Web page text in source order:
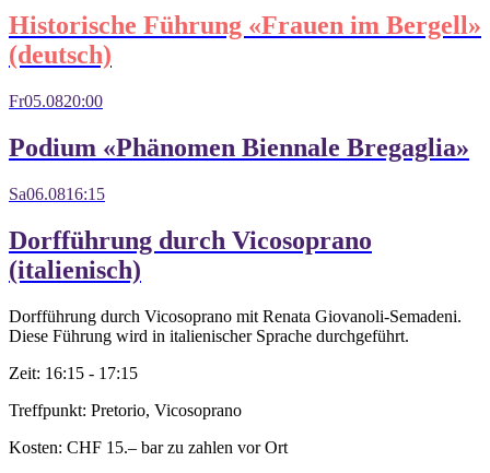
Historische Führung «Frauen im Bergell»
(deutsch)
Fr05.0820:00
Podium «Phänomen Biennale Bregaglia»
Sa06.0816:15
Dorfführung durch Vicosoprano
(italienisch)
Dorfführung durch Vicosoprano mit Renata Giovanoli-Semadeni.
Diese Führung wird in italienischer Sprache durchgeführt.
Zeit: 16:15 - 17:15
Treffpunkt: Pretorio, Vicosoprano
Kosten: CHF 15.– bar zu zahlen vor Ort